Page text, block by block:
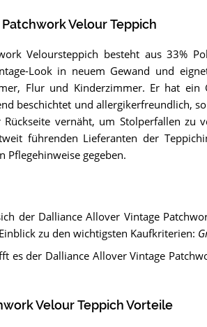
Velour Teppich
Veloursteppich besteht aus 33%
Look in neuem Gewand und
Flur und Kinderzimmer. Er hat
beschichtet und allergikerfreundlich,
vernäht, um Stolperfallen zu
führenden Lieferanten der
Pflegehinweise gegeben.
der Dalliance Allover Vintage
zu den wichtigsten Kaufkriterien:
es der Dalliance Allover Vintage
Velour Teppich Vorteile